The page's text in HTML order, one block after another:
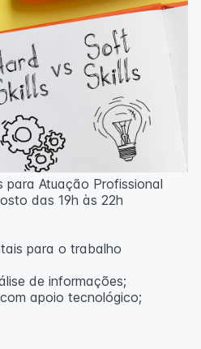
para Atuação Profissional
das 19h às 22h
para o trabalho
de informações;
apoio tecnológico;